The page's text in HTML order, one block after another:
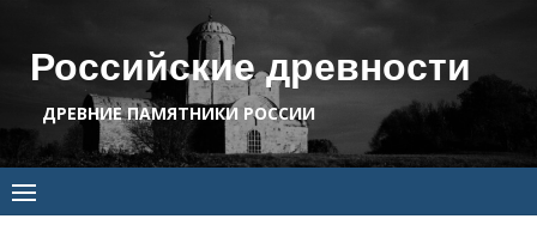
contentРоссийские древности
ДРЕВНИЕ ПАМЯТНИКИ РОССИИ